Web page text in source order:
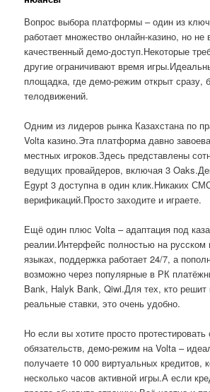
Вопрос выбора платформы – один из
работает множество онлайн-казино, но не
качественный демо-доступ.Некоторые
другие ограничивают время
площадка, где демо-режим открыт сразу,
телодвижений.
Одним из лидеров рынка Казахстана по
Volta казино.Эта платформа давно
местных игроков.Здесь представлены
ведущих провайдеров, включая 3
Egypt 3 доступна в один клик.Никаких
верификаций.Просто заходите и играете.
Ещё один плюс Volta – адаптация под
реалии.Интерфейс полностью на русском
языках, поддержка работает 24/7, а
возможно через популярные в РК
Bank, Halyk Bank, Qiwi.Для тех, кто решит
реальные ставки, это очень удобно.
Но если вы хотите просто протестировать
обязательств, демо-режим на Volta –
получаете 10 000 виртуальных кредитов,
несколько часов активной игры.А если